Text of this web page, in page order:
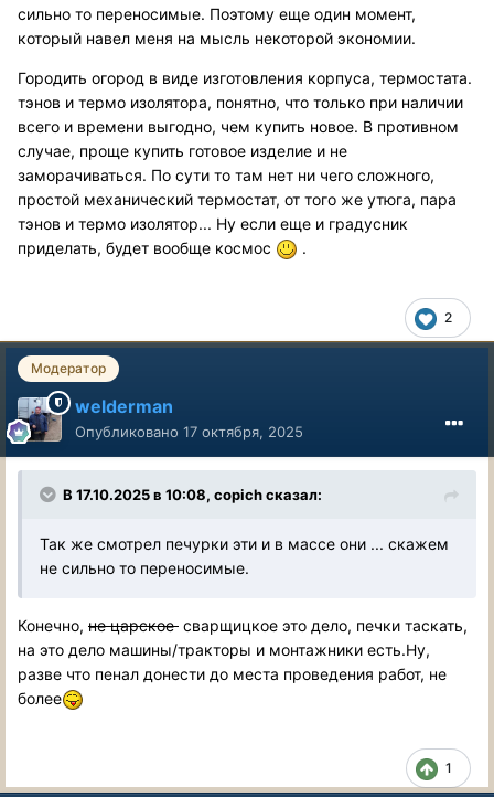
сильно то переносимые. Поэтому еще один момент,
который навел меня на мысль некоторой экономии.
Городить огород в виде изготовления корпуса, термостата.
тэнов и термо изолятора, понятно, что только при наличии
всего и времени выгодно, чем купить новое. В противном
случае, проще купить готовое изделие и не
заморачиваться. По сути то там нет ни чего сложного,
простой механический термостат, от того же утюга, пара
тэнов и термо изолятор... Ну если еще и градусник
приделать, будет вообще космос
.
2
Модератор
welderman
Опубликовано 17 октября, 2025
В 17.10.2025 в 10:08, copichсказал:
Так же смотрел печурки эти и в массе они ... скажем
не сильно то переносимые.
Конечно, не царское сварщицкое это дело, печки таскать,
на это дело машины/тракторы и монтажники есть.Ну,
разве что пенал донести до места проведения работ, не
более
1